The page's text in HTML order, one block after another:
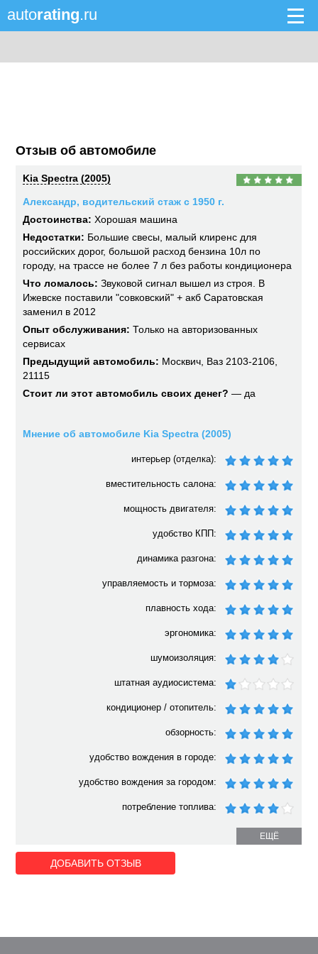
autorating.ru
Отзыв об автомобиле
Kia Spectra (2005)
Александр, водительский стаж с 1950 г.
Достоинства: Хорошая машина
Недостатки: Большие свесы, малый клиренс для
российских дорог, большой расход бензина 10л по
городу, на трассе не более 7 л без работы кондиционера
Что ломалось: Звуковой сигнал вышел из строя. В
Ижевске поставили "совковский" + акб Саратовская
заменил в 2012
Опыт обслуживания: Только на авторизованных
сервисах
Предыдущий автомобиль: Москвич, Ваз 2103-2106,
21115
Стоит ли этот автомобиль своих денег? — да
Мнение об автомобиле Kia Spectra (2005)
интерьер (отделка):
вместительность салона:
мощность двигателя:
удобство КПП:
динамика разгона:
управляемость и тормоза:
плавность хода:
эргономика:
шумоизоляция:
штатная аудиосистема:
кондиционер / отопитель:
обзорность:
удобство вождения в городе:
удобство вождения за городом:
потребление топлива:
ЕЩЁ
ДОБАВИТЬ ОТЗЫВ